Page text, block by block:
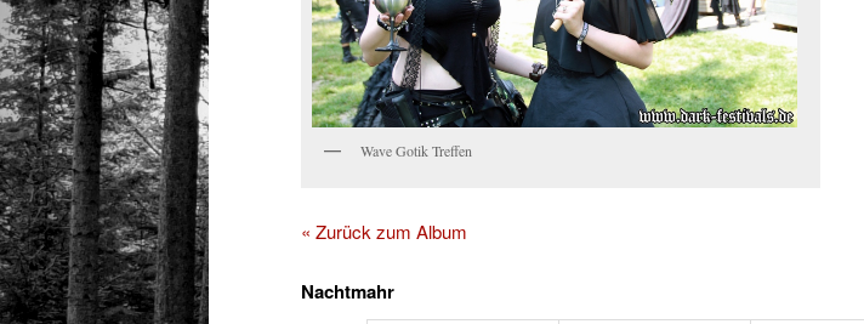
Wave Gotik Treffen
« Zurück zum Album
Nachtmahr